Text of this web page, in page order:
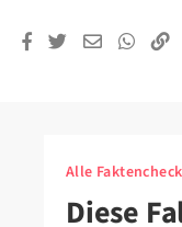
Alle
Diese